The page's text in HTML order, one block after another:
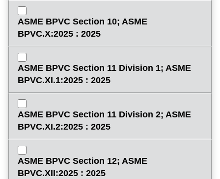
ASME BPVC Section 10; ASME
BPVC.X:2025 : 2025
ASME BPVC Section 11 Division 1; ASME
BPVC.XI.1:2025 : 2025
ASME BPVC Section 11 Division 2; ASME
BPVC.XI.2:2025 : 2025
ASME BPVC Section 12; ASME
BPVC.XII:2025 : 2025